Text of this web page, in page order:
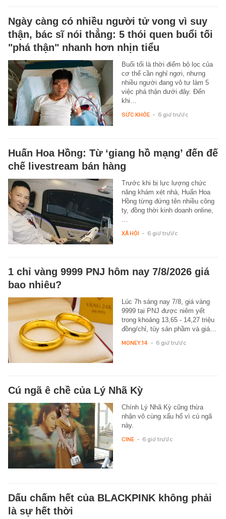
Ngày càng có nhiều người tử vong vì suy
thận, bác sĩ nói thẳng: 5 thói quen buổi tối
"phá thận" nhanh hơn nhịn tiểu
Buổi tối là thời điểm bộ lọc của
cơ thể cần nghỉ ngơi, nhưng
nhiều người đang vô tư làm 5
việc phá thận dưới đây. Đến
khi…
SỨC KHỎE - 6 giờ trước
Huấn Hoa Hồng: Từ ‘giang hồ mạng’ đến đế
chế livestream bán hàng
Trước khi bị lực lượng chức
năng khám xét nhà, Huấn Hoa
Hồng từng đứng tên nhiều công
ty, đồng thời kinh doanh online,
XÃ HỘI - 6 giờ trước
1 chỉ vàng 9999 PNJ hôm nay 7/8/2026 giá
bao nhiêu?
Lúc 7h sáng nay 7/8, giá vàng
9999 tại PNJ được niêm yết
trong khoảng 13,65 - 14,27 triệu
đồng/chỉ, tùy sản phầm và giá…
MONEY.14 - 6 giờ trước
Cú ngã ê chề của Lý Nhã Kỳ
Chính Lý Nhã Kỳ cũng thừa
nhận vô cùng xấu hổ vì cú ngã
này.
CINE - 6 giờ trước
Dấu chấm hết của BLACKPINK không phải
là sự hết thời